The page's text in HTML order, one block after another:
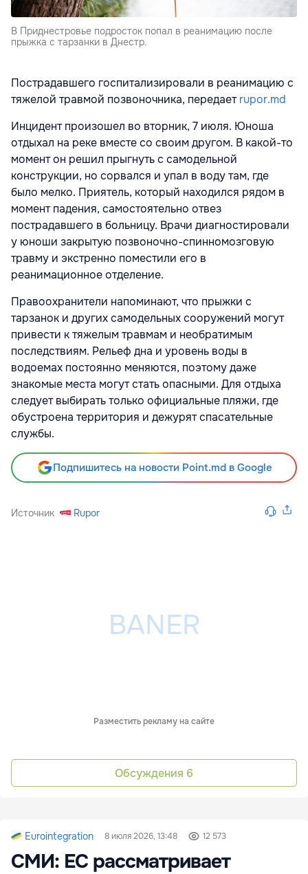
В Приднестровье подросток попал в реанимацию после
прыжка с тарзанки в Днестр.
Пострадавшего госпитализировали в реанимацию с
тяжелой травмой позвоночника, передаетrupor.md
Инцидент произошел во вторник, 7 июля. Юноша
отдыхал на реке вместе со своим другом. В какой-то
момент он решил прыгнуть с самодельной
конструкции, но сорвался и упал в воду там, где
было мелко. Приятель, который находился рядом в
момент падения, самостоятельно отвез
пострадавшего в больницу. Врачи диагностировали
у юноши закрытую позвоночно-спинномозговую
травму и экстренно поместили его в
реанимационное отделение.
Правоохранители напоминают, что прыжки с
тарзанок и других самодельных сооружений могут
привести к тяжелым травмам и необратимым
последствиям. Рельеф дна и уровень воды в
водоемах постоянно меняются, поэтому даже
знакомые места могут стать опасными. Для отдыха
следует выбирать только официальные пляжи, где
обустроена территория и дежурят спасательные
службы.
Подпишитесь на новости Point.md в Google
Источник Rupor
Разместить рекламу на сайте
Обсуждения 6
Eurointegration 8 июля 2026, 13:48 12 573
СМИ: ЕС рассматривает